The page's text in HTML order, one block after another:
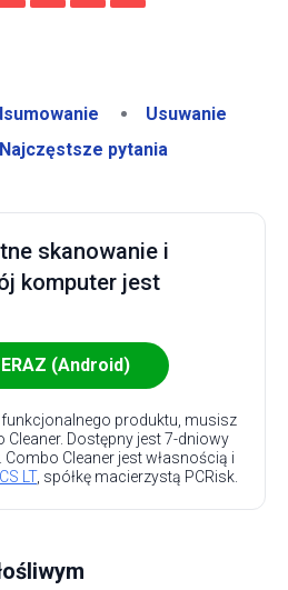
Usuwanie
Najczęstsze pytania
skanowanie i
komputer jest
(Android)
funkcjonalnego produktu, musisz
Cleaner. Dostępny jest 7-dniowy
Combo Cleaner jest własnością i
LT, spółkę macierzystą PCRisk.